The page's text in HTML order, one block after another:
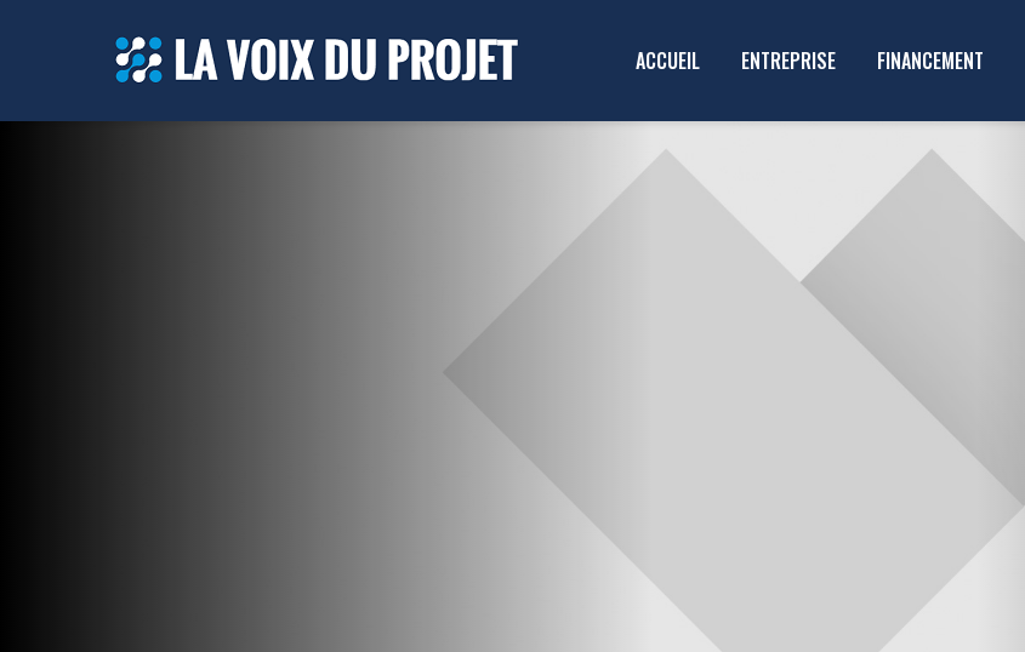
ACCUEIL ENTREPRISE FINANCEMENT